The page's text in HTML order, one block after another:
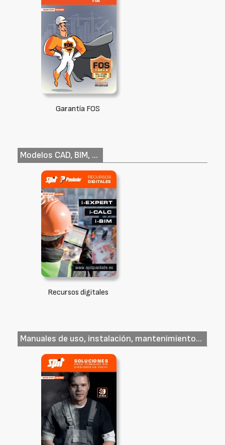
Garantía FOS
Modelos CAD, BIM, ...
Recursos digitales
Manuales de uso, instalación, mantenimiento...